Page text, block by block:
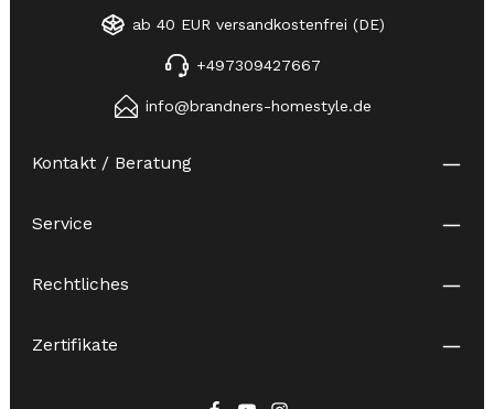
ab 40 EUR versandkostenfrei (DE)
+497309427667
info@brandners-homestyle.de
Kontakt / Beratung
Service
Rechtliches
Zertifikate